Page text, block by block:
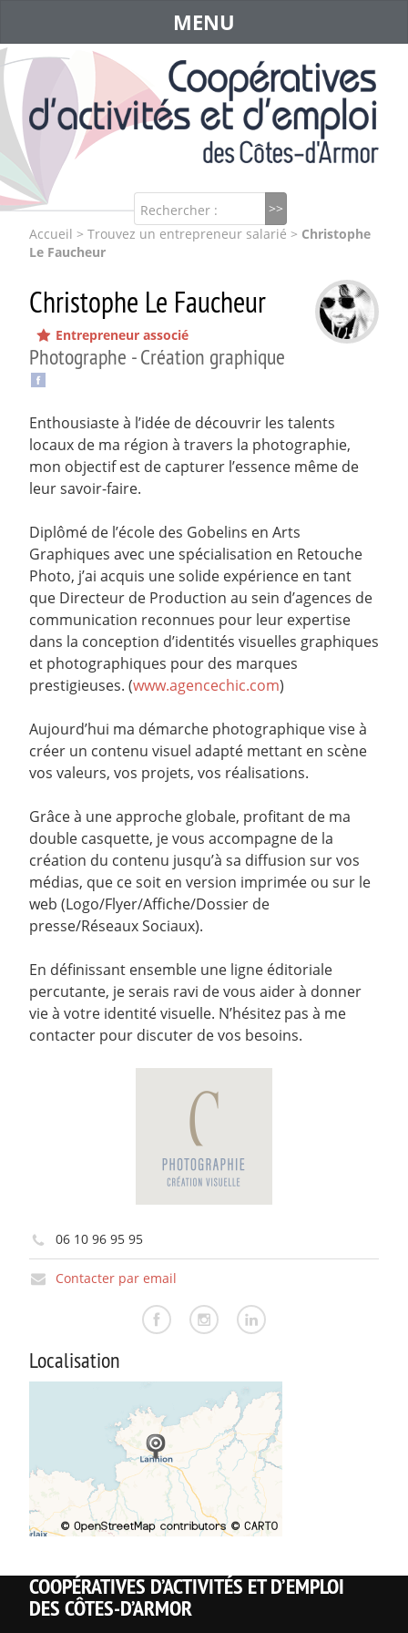
Rechercher :
MENU
Accueil > Trouvez un entrepreneur salarié > Christophe
Le Faucheur
Christophe Le Faucheur
Entrepreneur associé
Photographe - Création graphique
Enthousiaste à l’idée de découvrir les talents
locaux de ma région à travers la photographie,
mon objectif est de capturer l’essence même de
leur savoir-faire.
Diplômé de l’école des Gobelins en Arts
Graphiques avec une spécialisation en Retouche
Photo, j’ai acquis une solide expérience en tant
que Directeur de Production au sein d’agences de
communication reconnues pour leur expertise
dans la conception d’identités visuelles graphiques
et photographiques pour des marques
prestigieuses. (www.agencechic.com)
Aujourd’hui ma démarche photographique vise à
créer un contenu visuel adapté mettant en scène
vos valeurs, vos projets, vos réalisations.
Grâce à une approche globale, profitant de ma
double casquette, je vous accompagne de la
création du contenu jusqu’à sa diffusion sur vos
médias, que ce soit en version imprimée ou sur le
web (Logo/Flyer/Affiche/Dossier de
presse/Réseaux Sociaux).
En définissant ensemble une ligne éditoriale
percutante, je serais ravi de vous aider à donner
vie à votre identité visuelle. N’hésitez pas à me
contacter pour discuter de vos besoins.
06 10 96 95 95
Contacter par email
Localisation
COOPÉRATIVES D’ACTIVITÉS ET D’EMPLOI
DES CÔTES-D’ARMOR